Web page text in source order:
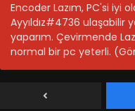
Encoder Lazım, PC'si iyi
Ayyıldız#4736 ulaşabilir
yaparım. Çevirmende
normal bir pc yeterli.
Battle
Blm 17 -
Battle